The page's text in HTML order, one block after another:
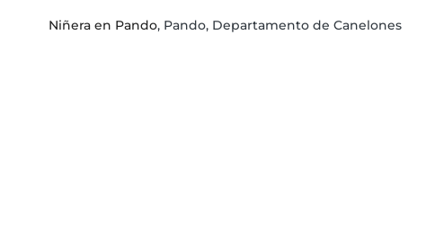
Niñera en Pando, Pando, Departamento de Canelones